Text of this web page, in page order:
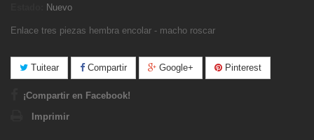
Nuevo
Enlace tres piezas hembra encolar - macho roscar
Tuitear Compartir Google+ Pinterest
¡Compartir en Facebook!
Imprimir